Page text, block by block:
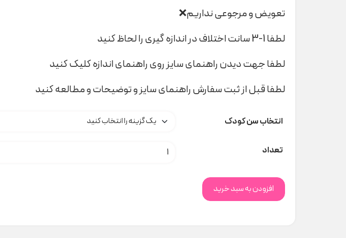
تعویض و مرجوعی نداریم❌
لطفا 1-3 سانت اختلاف در اندازه گیری را لحاظ کنید
لطفا جهت دیدن راهنمای سایز روی راهنمای اندازه کلیک کنید
لطفا قبل از ثبت سفارش راهنمای سایز و توضیحات و مطالعه کنید
انتخاب سن کودک
تعداد سرهمی کلاه دار دایناسور H&M کد H000596 عدد
افزودن به سبد خرید